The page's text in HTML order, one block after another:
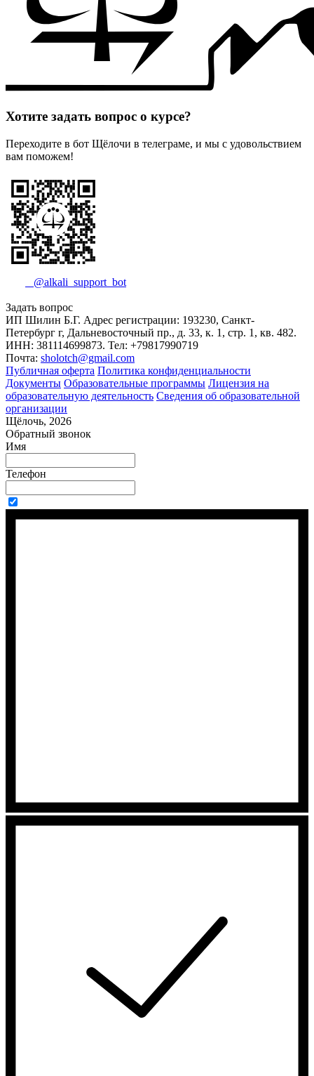
Хотите задать вопрос о курсе?
Переходите в бот Щёлочи в телеграме, и мы с удовольствием
вам поможем!
@alkali_support_bot
Задать вопрос
ИП Шилин Б.Г. Адрес регистрации: 193230, Санкт-
Петербург г, Дальневосточный пр., д. 33, к. 1, стр. 1, кв. 482.
ИНН: 381114699873. Тел: +79817990719
Почта: sholotch@gmail.com
Публичная оферта Политика конфиденциальности
Документы Образовательные программы Лицензия на
образовательную деятельность Сведения об образовательной
организации
Щёлочь, 2026
Обратный звонок
Имя
Телефон